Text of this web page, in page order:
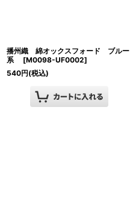
播州織 綿オックスフォード ブルー
系
[M0098-UF0002]
540円(税込)